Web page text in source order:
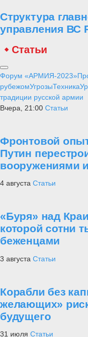
Структура
управления ВС
Статьи
Форум «АРМИЯ-2023»
рубежомУгрозыТехника
традиции русской армии
Вчера, 21:00 Статьи
Фронтовой
Путин
вооружениями
4 августа Статьи
«Буря» над
которой сотни
беженцами
3 августа Статьи
Корабли без
желающих»
будущего
31 июля Статьи